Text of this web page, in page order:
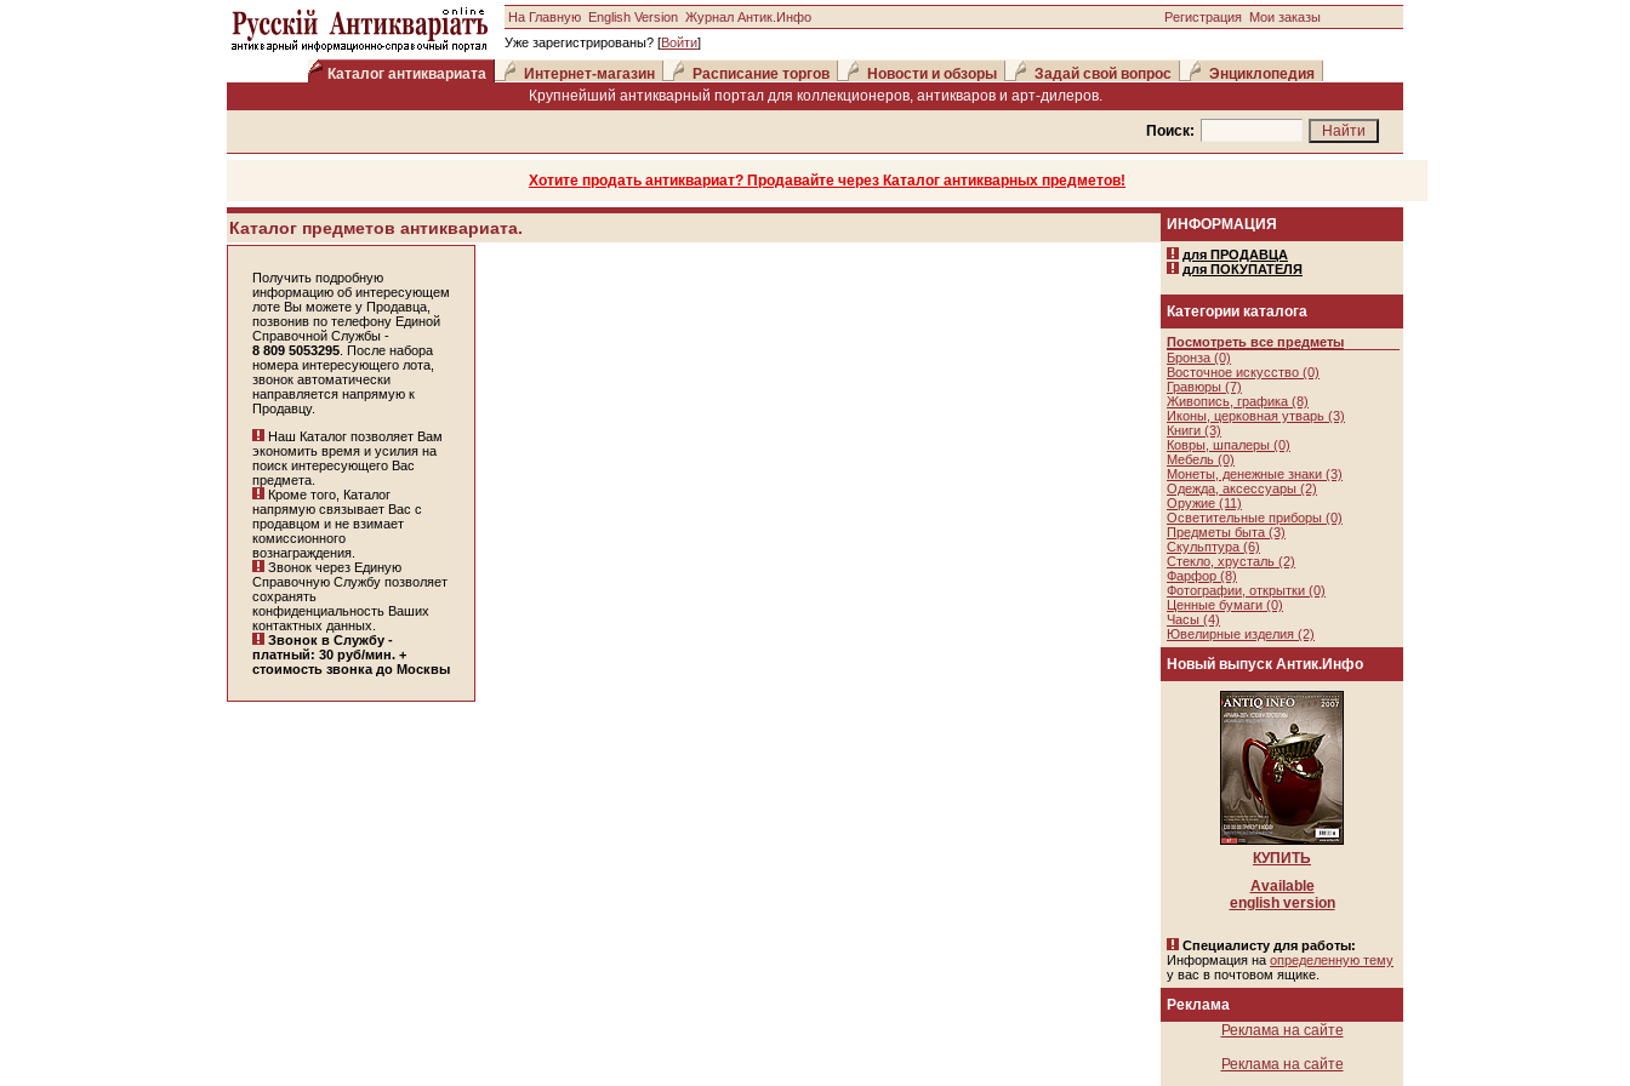
На Главную English Version Журнал Антик.Инфо
Уже зарегистрированы? [Войти]
Регистрация Мои заказы
Каталог антиквариата Интернет-магазин Расписание торгов Новости и обзоры Задай свой вопрос
Энциклопедия
Крупнейший антикварный портал для коллекционеров, антикваров и арт-дилеров.
Поиск:
Хотите продать антиквариат? Продавайте через Каталог антикварных предметов!
Каталог предметов антиквариата.
Получить подробную
информацию об интересующем
лоте Вы можете у Продавца,
позвонив по телефону Единой
Справочной Службы -
8 809 5053295 . После набора
номера интересующего лота,
звонок автоматически
направляется напрямую к
Продавцу.
Наш Каталог позволяет Вам
экономить время и усилия на
поиск интересующего Вас
предмета.
Кроме того, Каталог
напрямую связывает Вас с
продавцом и не взимает
комиссионного
вознаграждения.
Звонок через Единую
Справочную Службу позволяет
сохранять
конфиденциальность Ваших
контактных данных.
Звонок в Службу -
платный: 30 руб/мин. +
стоимость звонка до Москвы
ИНФОРМАЦИЯ
для ПРОДАВЦА
для ПОКУПАТЕЛЯ
Категории каталога
Посмотреть все предметы
Бронза (0)
Восточное искусство (0)
Гравюры (7)
Живопись, графика (8)
Иконы, церковная утварь (3)
Книги (3)
Ковры, шпалеры (0)
Мебель (0)
Монеты, денежные знаки (3)
Одежда, аксессуары (2)
Оружие (11)
Осветительные приборы (0)
Предметы быта (3)
Скульптура (6)
Стекло, хрусталь (2)
Фарфор (8)
Фотографии, открытки (0)
Ценные бумаги (0)
Часы (4)
Ювелирные изделия (2)
Новый выпуск Антик.Инфо
КУПИТЬ
Available
english version
Специалисту для работы:
Информация на определенную тему
у вас в почтовом ящике.
Реклама
Реклама на сайте
Реклама на сайте